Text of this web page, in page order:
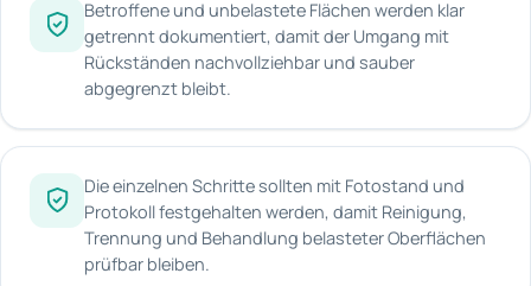
Betroffene und unbelastete Flächen werden klar
getrennt dokumentiert, damit der Umgang mit
Rückständen nachvollziehbar und sauber
abgegrenzt bleibt.
Die einzelnen Schritte sollten mit Fotostand und
Protokoll festgehalten werden, damit Reinigung,
Trennung und Behandlung belasteter Oberflächen
prüfbar bleiben.